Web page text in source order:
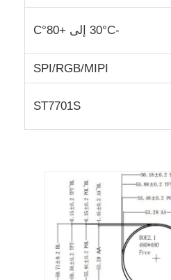
-30°C إلى +80°C
SPI/RGB/MIPI
ST7701S